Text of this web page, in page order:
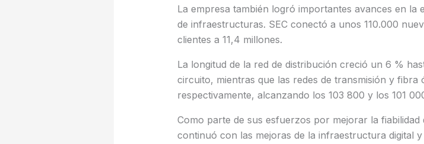
La empresa también logró importantes avances en la
de infraestructuras. SEC conectó a unos 110.000
clientes a 11,4 millones.
La longitud de la red de distribución creció un 6 %
circuito, mientras que las redes de transmisión y
respectivamente, alcanzando los 103 800 y los 101
Como parte de sus esfuerzos por mejorar la
continuó con las mejoras de la infraestructura digital